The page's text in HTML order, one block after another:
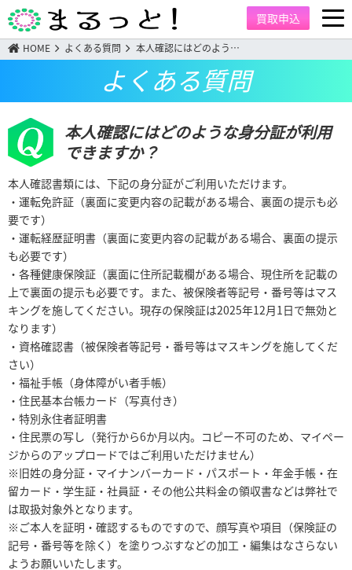
買取申込
HOME よくある質問 本人確認にはどのよう…
よくある質問
本人確認にはどのような身分証が利用
できますか？
本人確認書類には、下記の身分証がご利用いただけます。
・運転免許証（裏面に変更内容の記載がある場合、裏面の提示も必
要です）
・運転経歴証明書（裏面に変更内容の記載がある場合、裏面の提示
も必要です）
・各種健康保険証（裏面に住所記載欄がある場合、現住所を記載の
上で裏面の提示も必要です。また、被保険者等記号・番号等はマス
キングを施してください。現存の保険証は2025年12月1日で無効と
なります）
・資格確認書（被保険者等記号・番号等はマスキングを施してくだ
さい）
・福祉手帳（身体障がい者手帳）
・住民基本台帳カード（写真付き）
・特別永住者証明書
・住民票の写し（発行から6か月以内。コピー不可のため、マイペー
ジからのアップロードではご利用いただけません）
※旧姓の身分証・マイナンバーカード・パスポート・年金手帳・在
留カード・学生証・社員証・その他公共料金の領収書などは弊社で
は取扱対象外となります。
※ご本人を証明・確認するものですので、顔写真や項目（保険証の
記号・番号等を除く）を塗りつぶすなどの加工・編集はなさらない
ようお願いいたします。